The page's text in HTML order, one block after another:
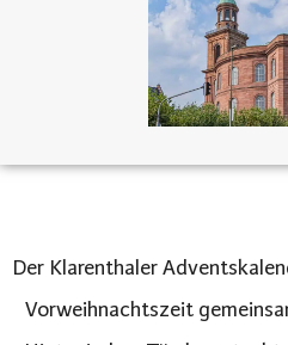
Der Klarenthaler
Vorweihnachtszeit